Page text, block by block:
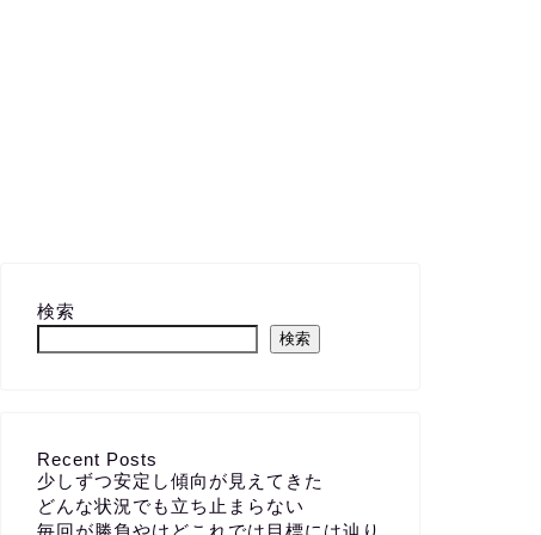
検索
検索
Recent Posts
少しずつ安定し傾向が見えてきた
どんな状況でも立ち止まらない
毎回が勝負やけどこれでは目標には辿り